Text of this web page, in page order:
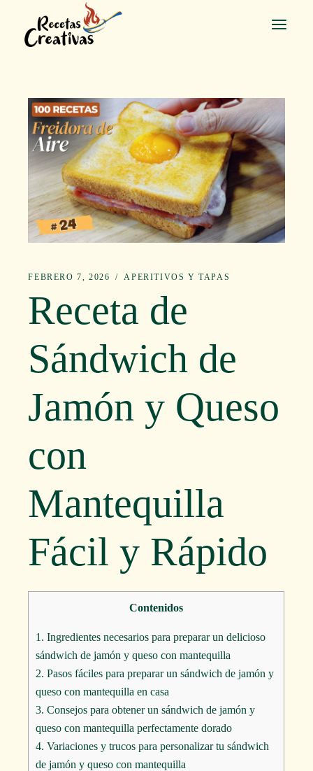
contenido
FEBRERO 7, 2026 APERITIVOS Y TAPAS
Receta de
Sándwich de
Jamón y Queso
con
Mantequilla
Fácil y Rápido
Contenidos
1. Ingredientes necesarios para preparar un delicioso
sándwich de jamón y queso con mantequilla
2. Pasos fáciles para preparar un sándwich de jamón y
queso con mantequilla en casa
3. Consejos para obtener un sándwich de jamón y
queso con mantequilla perfectamente dorado
4. Variaciones y trucos para personalizar tu sándwich
de jamón y queso con mantequilla